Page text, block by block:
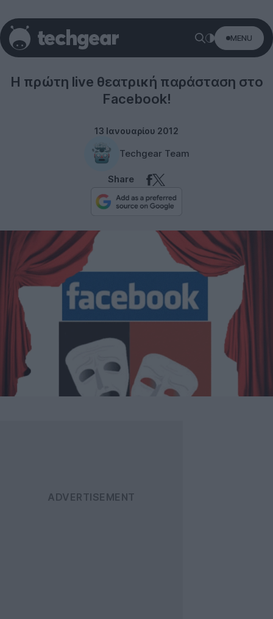
MENU
Social networks
H πρώτη live θεατρική παράσταση στο
Facebook!
13 Ιανουαρίου 2012
Techgear Team
Share